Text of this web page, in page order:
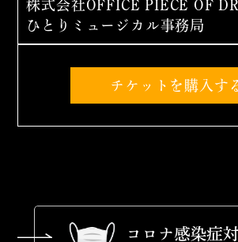
株式会社OFFICE PIECE OF
ひとりミュージカル事務局
チケットを購入す